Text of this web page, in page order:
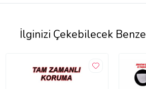
İlginizi Çekebilecek